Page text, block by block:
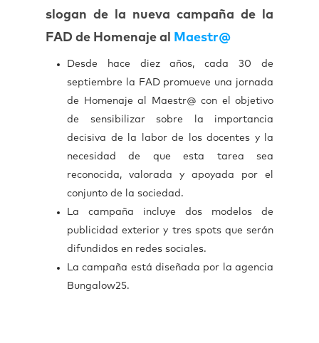
slogan de la nueva campaña de la
FAD de Homenaje al
Maestr@
Desde hace diez años, cada 30 de
septiembre la FAD promueve una jornada
de Homenaje al Maestr@ con el objetivo
de sensibilizar sobre la importancia
decisiva de la labor de los docentes y la
necesidad de que esta tarea sea
reconocida, valorada y apoyada por el
conjunto de la sociedad.
La campaña incluye dos modelos de
publicidad exterior y tres spots que serán
difundidos en redes sociales.
La campaña está diseñada por la agencia
Bungalow25.